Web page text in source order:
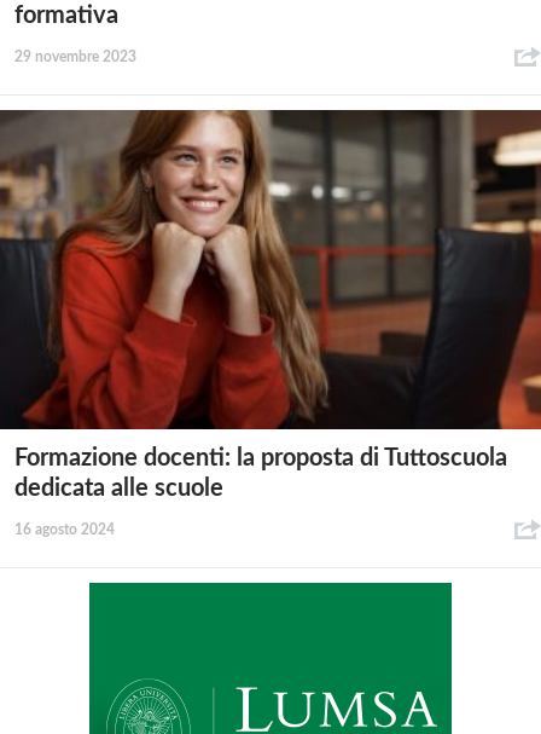
formativa
29 novembre 2023
Formazione docenti: la proposta di Tuttoscuola
dedicata alle scuole
16 agosto 2024